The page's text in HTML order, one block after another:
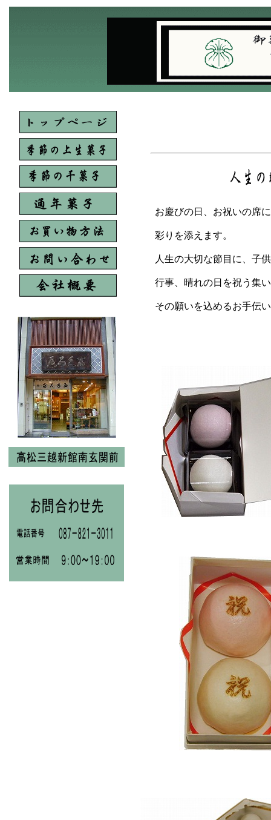
お慶びの日、お祝いの席
彩りを添えます。
人生の大切な節目に、子
行事、晴れの日を祝う集
その願いを込めるお手伝